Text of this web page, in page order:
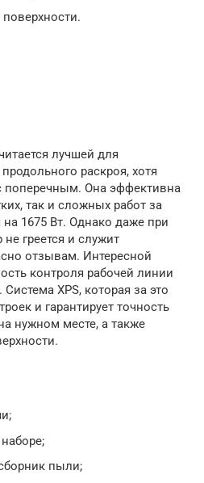
лучшей для
раскроя, хотя
поперечным. Она эффективна
так и сложных работ за
1675 Вт. Однако даже при
греется и служит
отзывам. Интересной
контроля рабочей линии
XPS, которая за это
и гарантирует точность
нужном месте, а также
пыли;